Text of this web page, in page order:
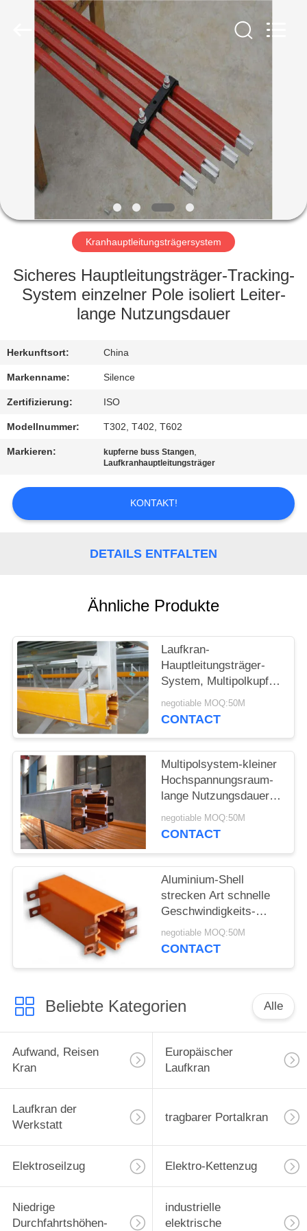
HAUS
PRODUKTE
ÜBER
UNS
FABRIK-
AUSFLUG
QUALITÄTSKONTROLLE
SIE
MIT
UNS
IN
VERBINDUNG
FORDERN
SIE
PRIVACY
POLICY
Reserved.
Kranhauptleitungsträgersystem
Sicheres Hauptleitungsträger-Tracking-
System einzelner Pole isoliert Leiter-
lange Nutzungsdauer
Herkunftsort: China
Markenname: Silence
Zertifizierung: ISO
Modellnummer: T302, T402, T602
Markieren: kupferne buss Stangen,
Laufkranhauptleitungsträger
KONTAKT!
DETAILS ENTFALTEN
Ähnliche Produkte
Laufkran-
Hauptleitungsträger-
System, Multipolkupfer
3 Phasen-
Hauptleitungsträger-
negotiable MOQ:50M
CONTACT
Multipolsystem-kleiner
Hochspannungsraum-
lange Nutzungsdauer
der Sammelschiene-
50-140A
negotiable MOQ:50M
CONTACT
Aluminium-Shell
strecken Art schnelle
Geschwindigkeits-
Stall-Operation des
Hauptleitungsträger-
negotiable MOQ:50M
CONTACT
Beliebte Kategorien Alle
Aufwand, Reisen
Kran
Europäischer
Laufkran
Laufkran der
Werkstatt
tragbarer Portalkran
Elektroseilzug Elektro-Kettenzug
Niedrige
Durchfahrtshöhen-
industrielle
elektrische